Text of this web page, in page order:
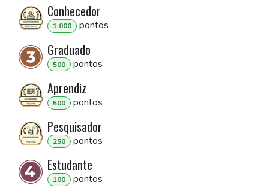
Conhecedor
1.000 pontos
Graduado
500 pontos
Aprendiz
500 pontos
Pesquisador
250 pontos
Estudante
100 pontos